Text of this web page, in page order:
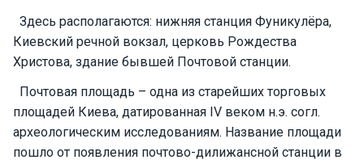
Здесь располагаются: нижняя станция Фуникулёра,
Киевский речной вокзал, церковь Рождества
Христова, здание бывшей Почтовой станции.
Почтовая площадь – одна из старейших торговых
площадей Киева, датированная IV веком н.э. согл.
археологическим исследованиям. Название площади
пошло от появления почтово-дилижансной станции в
Развле
чения
Речные
прогулк
и